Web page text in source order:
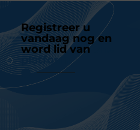
Registreer u
vandaag nog en
word lid van
platform